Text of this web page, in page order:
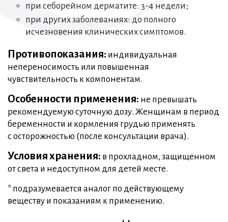
при себорейном дерматите: 3-4 недели;
при других заболеваниях: до полного
исчезновения клинических симптомов.
Противопоказания: индивидуальная
непереносимость или повышенная
чувствительность к компонентам.
Особенности применения: не превышать
рекомендуемую суточную дозу. Женщинам в период
беременности и кормления грудью применять
с осторожностью (после консультации врача).
Условия хранения: в прохладном, защищенном
от света и недоступном для детей месте.
* подразумевается аналог по действующему
веществу и показаниям к применению.